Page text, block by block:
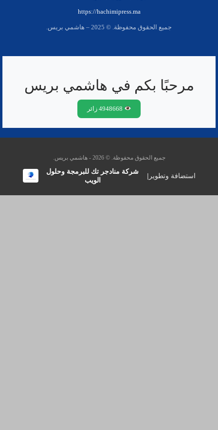
https://hachimipress.ma
جميع الحقوق محفوظة. © 2025 – هاشمي بريس.
مرحبًا بكم في هاشمي بريس
جميع الحقوق محفوظة. © 2026 - هاشمي بريس.
استضافة وتطوير |
شركة منادجر تك للبرمجة وحلول
الويب